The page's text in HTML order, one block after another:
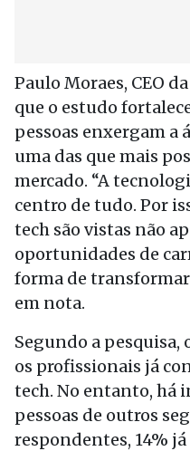
Paulo Moraes, CEO
que o estudo
pessoas enxergam a
uma das que mais
mercado. “A
centro de tudo. Por
tech são vistas não
oportunidades de
forma de
em nota.
Segundo a pesquisa,
os profissionais já
tech. No entanto, há
pessoas de outros
respondentes, 14%